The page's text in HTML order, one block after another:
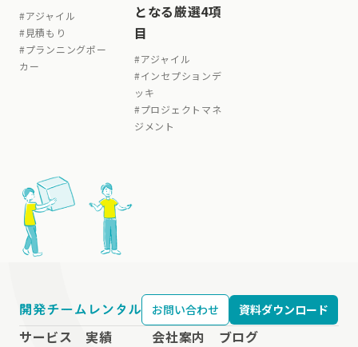
#アジャイル
#見積もり
#プランニングポー
カー
となる厳選4項
目
#アジャイル
#インセプションデ
ッキ
#プロジェクトマネ
ジメント
お問い合わせ 資料ダウンロード
サービス 実績 会社案内 ブログ